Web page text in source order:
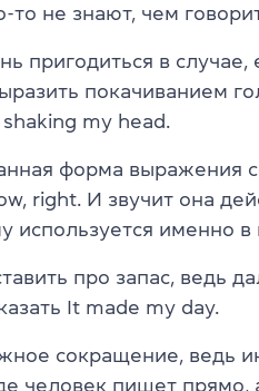
то не знают, чем
пригодиться в
покачиванием
shaking my head.
форма выражения
right. И звучит она
используется именно
про запас, ведь
It made my day.
сокращение, ведь
человек пишет прямо,